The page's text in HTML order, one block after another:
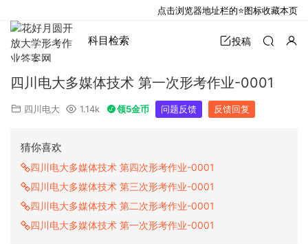
科目检索 投稿
四川电大多媒体技术 第一次形考作业-0001
四川电大 1.14k 领5金币 问题反馈 反馈回复
猜你喜欢
四川电大多媒体技术 第四次形考作业-0001
四川电大多媒体技术 第三次形考作业-0001
四川电大多媒体技术 第二次形考作业-0001
四川电大多媒体技术 第一次形考作业-0001
点击浏览器地址栏的⭐图标收藏本页